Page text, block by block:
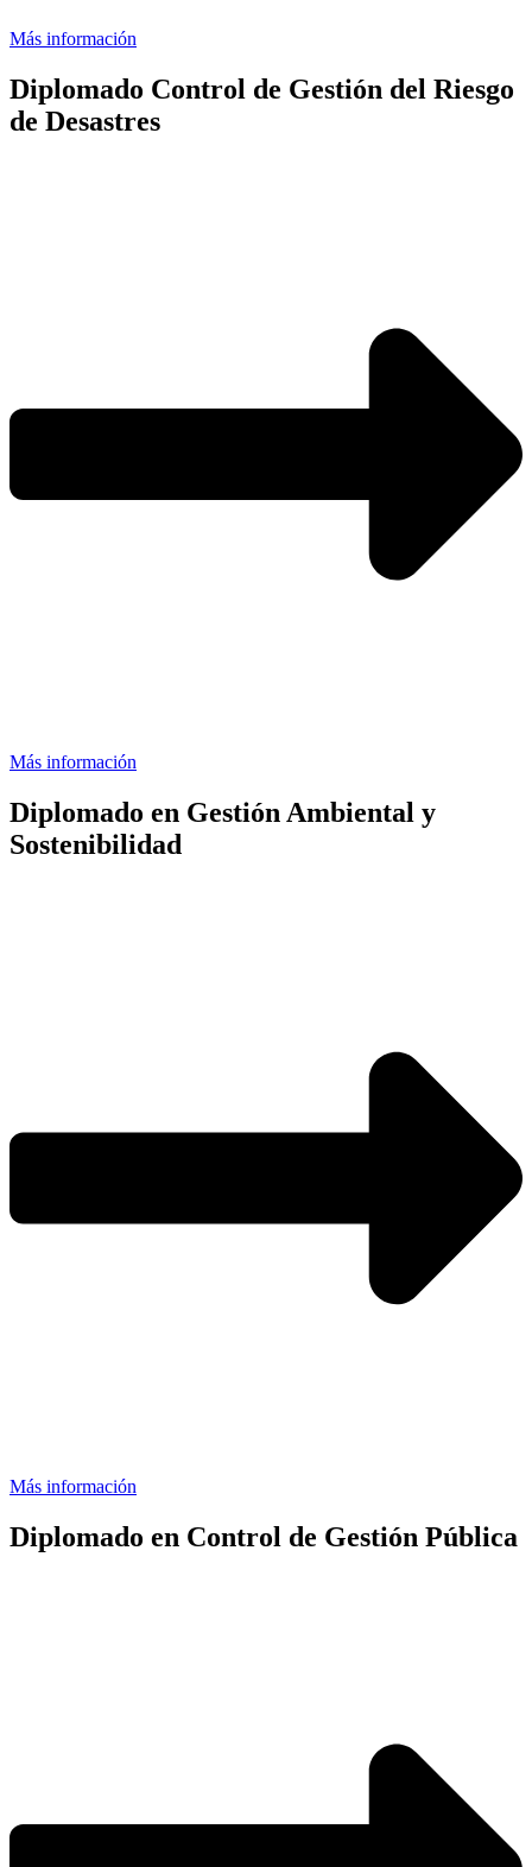
Más información
Diplomado Control de Gestión del Riesgo
de Desastres
Más información
Diplomado en Gestión Ambiental y
Sostenibilidad
Más información
Diplomado en Control de Gestión Pública